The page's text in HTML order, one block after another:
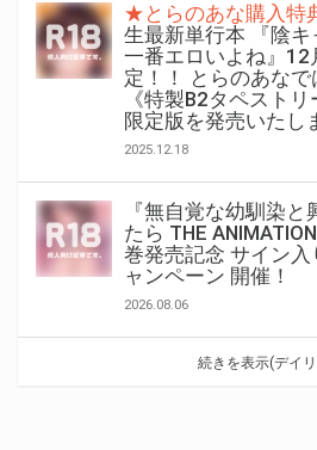
★とらのあな購入特
生最新単行本 『陰
一番エロいよね』
定！！ とらのあな
《特製B2タペスト
限定版を発売いたし
2025.12.18
『無自覚な幼馴染
たら THE
巻発売記念 サイン
ャンペーン 開催！
2026.08.06
続きを表示(デイ